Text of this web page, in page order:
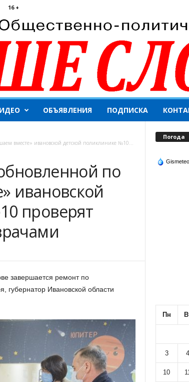
16 +
ОБЪЯВЛЕНИЯ ПОДПИСКА
вместе» ивановской детской поликлинике №10...
по
ивановской
проверят
завершается ремонт по
губернатор Ивановской области
Погода
Gismeteo
Пн
3 4
10 11